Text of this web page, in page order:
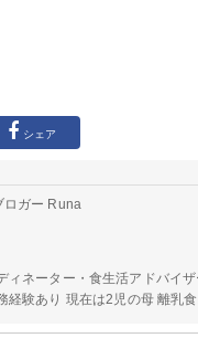
シェア
ロガー Runa
ィネーター・食生活アドバイ
経験あり 現在は2児の母 離乳